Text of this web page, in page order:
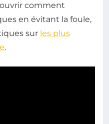
comment
en évitant la foule,
sur les plus
.